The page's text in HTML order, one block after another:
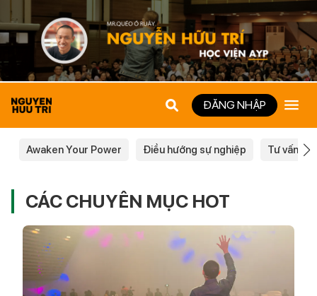
ĐĂNG NHẬP
Awaken Your Power Điều hướng sự nghiệp Tư vấn
CÁC CHUYÊN MỤC HOT